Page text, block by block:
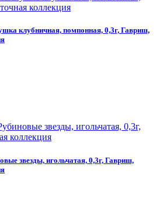
клубничная, помпонная, 0,3г, Гавриш,
звезды, игольчатая, 0,3г, Гавриш,